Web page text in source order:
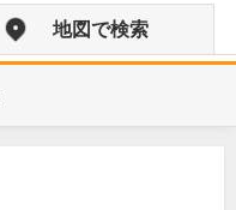
地図で検索